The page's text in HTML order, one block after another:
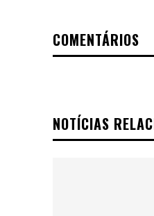
COMENTÁRIOS
NOTÍCIAS